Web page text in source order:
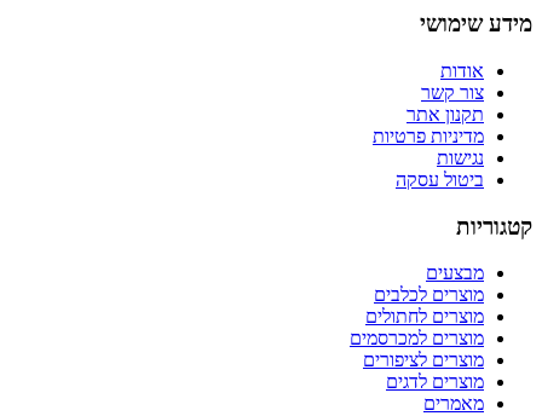
מידע שימושי
אודות
צור קשר
תקנון אתר
מדיניות פרטיות
נגישות
ביטול עסקה
קטגוריות
מבצעים
מוצרים לכלבים
מוצרים לחתולים
מוצרים למכרסמים
מוצרים לציפורים
מוצרים לדגים
מאמרים